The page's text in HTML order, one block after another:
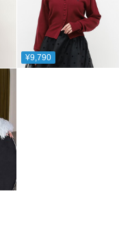
¥9,790